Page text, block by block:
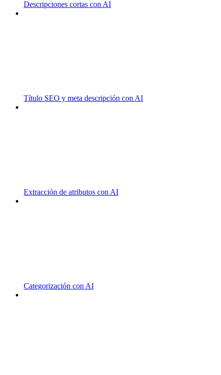
Descripciones cortas con AI
Título SEO y meta descripción con AI
Extracción de atributos con AI
Categorización con AI